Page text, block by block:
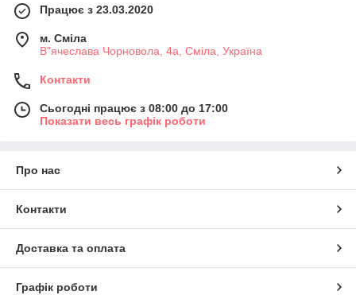
Працює з 23.03.2020
м. Сміла
В"ячеслава Чорновола, 4а, Сміла, Україна
Контакти
Сьогодні працює з 08:00 до 17:00
Показати весь графік роботи
Про нас
Контакти
Доставка та оплата
Графік роботи